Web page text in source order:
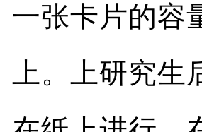
一张卡片的容
上。上研究生